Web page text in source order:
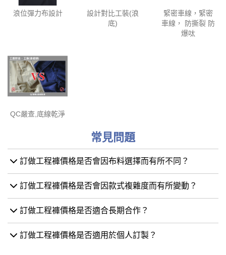
浪位彈力布設計
設計對比工裝(浪
底)
緊密車線，緊密
車線， 防撕裂 防
爆呔
QC嚴查,底線乾淨
常見問題
訂做工程褲價格是否會因布料選擇而有所不同？
訂做工程褲價格是否會因款式複雜度而有所變動？
訂做工程褲價格是否適合長期合作？
訂做工程褲價格是否適用於個人訂製？